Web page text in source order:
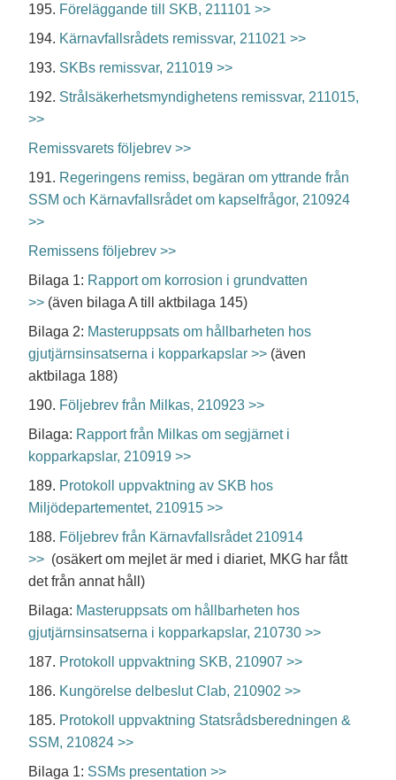
195. Föreläggande till SKB, 211101 >>
194. Kärnavfallsrådets remissvar, 211021 >>
193. SKBs remissvar, 211019 >>
192. Strålsäkerhetsmyndighetens remissvar, 211015,
>>
Remissvarets följebrev >>
191. Regeringens remiss, begäran om yttrande från
SSM och Kärnavfallsrådet om kapselfrågor, 210924
>>
Remissens följebrev >>
Bilaga 1: Rapport om korrosion i grundvatten
>> (även bilaga A till aktbilaga 145)
Bilaga 2: Masteruppsats om hållbarheten hos
gjutjärnsinsatserna i kopparkapslar >> (även
aktbilaga 188)
190. Följebrev från Milkas, 210923 >>
Bilaga: Rapport från Milkas om segjärnet i
kopparkapslar, 210919 >>
189. Protokoll uppvaktning av SKB hos
Miljödepartementet, 210915 >>
188. Följebrev från Kärnavfallsrådet 210914
>> (osäkert om mejlet är med i diariet, MKG har fått
det från annat håll)
Bilaga: Masteruppsats om hållbarheten hos
gjutjärnsinsatserna i kopparkapslar, 210730 >>
187. Protokoll uppvaktning SKB, 210907 >>
186. Kungörelse delbeslut Clab, 210902 >>
185. Protokoll uppvaktning Statsrådsberedningen &
SSM, 210824 >>
Bilaga 1: SSMs presentation >>